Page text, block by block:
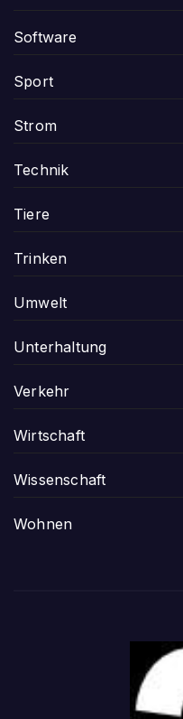
Software
Sport
Strom
Technik
Tiere
Trinken
Umwelt
Unterhaltung
Verkehr
Wirtschaft
Wissenschaft
Wohnen